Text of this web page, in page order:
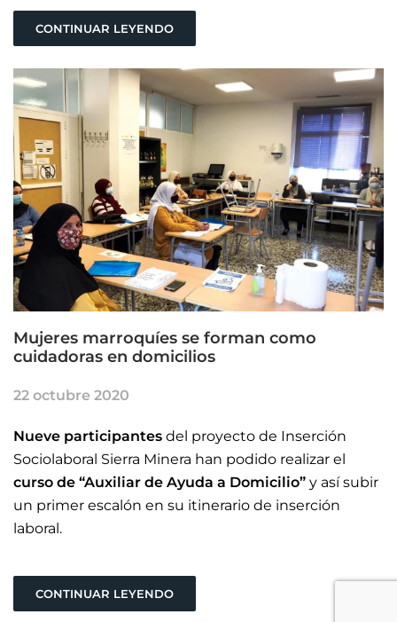
CONTINUAR LEYENDO
Mujeres marroquíes se forman como
cuidadoras en domicilios
22 octubre 2020
Nueve participantes del proyecto de Inserción
Sociolaboral Sierra Minera han podido realizar el
curso de “Auxiliar de Ayuda a Domicilio” y así subir
un primer escalón en su itinerario de inserción
laboral.
CONTINUAR LEYENDO